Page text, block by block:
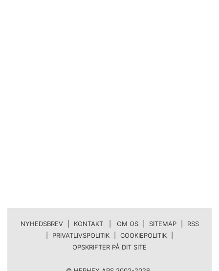
NYHEDSBREV KONTAKT | OM OS SITEMAP
RSS
PRIVATLIVSPOLITIK COOKIEPOLITIK
OPSKRIFTER PÅ DIT SITE